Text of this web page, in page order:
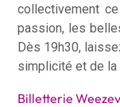
collectivement
passion, les
Dès 19h30,
simplicité et de la
Billetterie